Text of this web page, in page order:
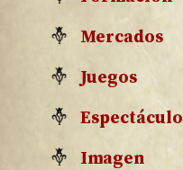
Mercados
Juegos
Espectáculo
Imagen